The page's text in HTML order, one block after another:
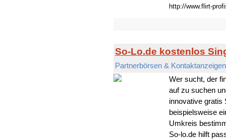
http://www.flirt-
So-Lo.de kostenlos
Partnerbörsen & Kontaktanzeigen
Wer sucht, der
auf zu suchen
innovative gratis
beispielsweise
Umkreis
So-lo.de hilft